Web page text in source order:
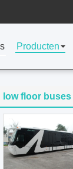
Producten
low floor buses